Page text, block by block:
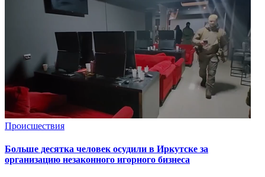
Происшествия
Больше десятка человек осудили в Иркутске за
организацию незаконного игорного бизнеса